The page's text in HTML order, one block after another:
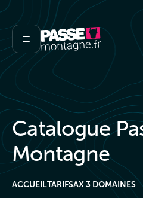
Catalogue
Montagne
ACCUEILTARIFSAX 3 DOMAINES